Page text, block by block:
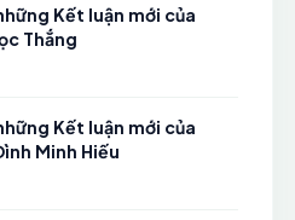
Kết luận mới của
Thắng
Kết luận mới của
Minh Hiếu